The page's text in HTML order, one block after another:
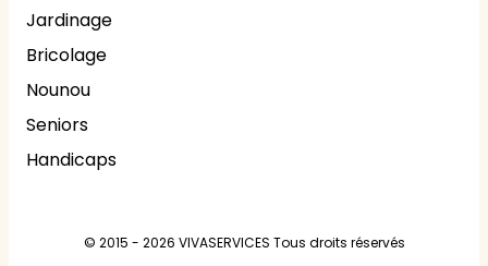
Jardinage
Bricolage
Nounou
Seniors
Handicaps
© 2015 - 2026 VIVASERVICES Tous droits réservés